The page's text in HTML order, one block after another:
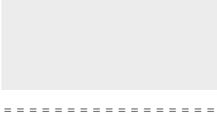
＝＝＝＝＝＝＝＝＝＝＝＝＝＝＝＝